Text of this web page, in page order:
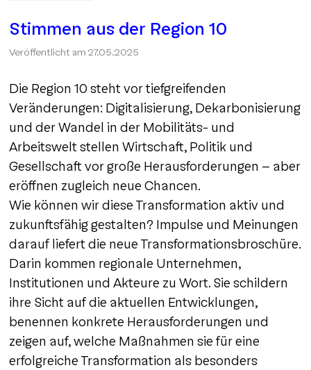
Stimmen aus der Region 10
Veröffentlicht am 27.05.2025
Die Region 10 steht vor tiefgreifenden
Veränderungen: Digitalisierung, Dekarbonisierung
und der Wandel in der Mobilitäts- und
Arbeitswelt stellen Wirtschaft, Politik und
Gesellschaft vor große Herausforderungen – aber
eröffnen zugleich neue Chancen.
Wie können wir diese Transformation aktiv und
zukunftsfähig gestalten? Impulse und Meinungen
darauf liefert die neue Transformationsbroschüre.
Darin kommen regionale Unternehmen,
Institutionen und Akteure zu Wort. Sie schildern
ihre Sicht auf die aktuellen Entwicklungen,
benennen konkrete Herausforderungen und
zeigen auf, welche Maßnahmen sie für eine
erfolgreiche Transformation als besonders